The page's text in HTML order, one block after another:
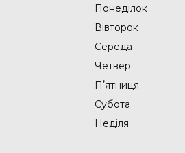
Понеділок
Вівторок
Середа
Четвер
Пʼятниця
Субота
Неділя